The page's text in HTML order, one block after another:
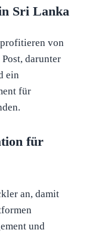
Sri Lanka
von
darunter
ein
für
für
an, damit
und